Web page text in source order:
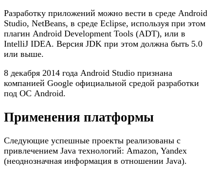
Разработку приложений можно вести в среде Android
Studio, NetBeans, в среде Eclipse, используя при этом
плагин Android Development Tools (ADT), или в
IntelliJ IDEA. Версия JDK при этом должна быть 5.0
или выше.
8 декабря 2014 года Android Studio признана
компанией Google официальной средой разработки
под ОС Android.
Применения платформы
Следующие успешные проекты реализованы с
привлечением Java технологий: Amazon, Yandex
(неоднозначная информация в отношении Java).